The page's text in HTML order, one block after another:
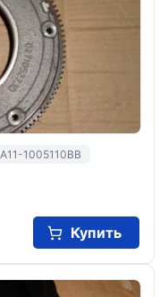
A11-1005110BB
Купить